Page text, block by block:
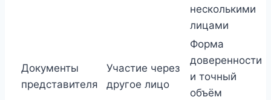
несколькими
лицами
Документы
представителя
Участие через
другое лицо
Форма
доверенности
и точный
объём